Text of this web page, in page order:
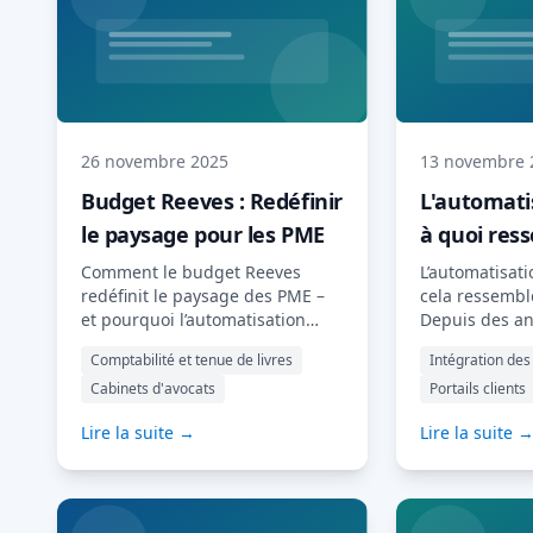
client par l'IA : des concepts
fondamentaux […] Lire la suite…
les
cabinets de
qui a
de penser…
26 novembre 2025
Budget Reeves : Redéfinir
le paysage pour les PME
Comment le budget Reeves
redéfinit le paysage des PME –
et pourquoi l’automatisation
que jamais. Le budget Reeves,
récemment annoncé, marque
politique économique du
Comptabilité et tenue de livres
Cabinets d'avocats
Lire la suite →
13 novembre
à quoi
pratique ?
cela
Depuis des
un terme à la
omniprésent
sociaux. Mais
Intégration
Portails clients
Lire la suite →